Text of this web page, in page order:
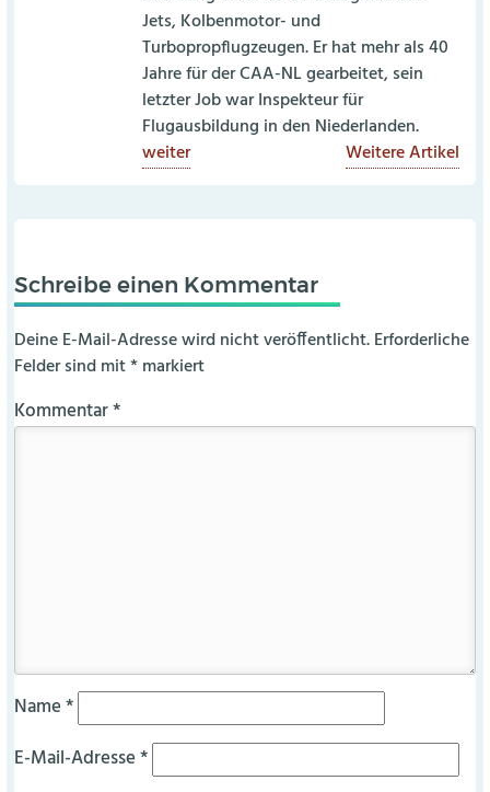
Jets, Kolbenmotor- und
Turbopropflugzeugen. Er hat mehr als 40
Jahre für der CAA-NL gearbeitet, sein
letzter Job war Inspekteur für
Flugausbildung in den Niederlanden.
weiter
Weitere Artikel
Schreibe einen Kommentar
Deine E-Mail-Adresse wird nicht veröffentlicht. Erforderliche
Felder sind mit*markiert
Kommentar*
Name*
E-Mail-Adresse*